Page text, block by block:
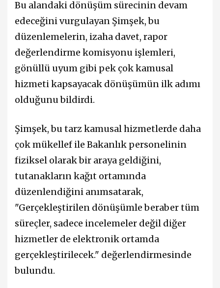
Bu alandaki dönüşüm sürecinin devam
edeceğini vurgulayan Şimşek, bu
düzenlemelerin, izaha davet, rapor
değerlendirme komisyonu işlemleri,
gönüllü uyum gibi pek çok kamusal
hizmeti kapsayacak dönüşümün ilk adımı
olduğunu bildirdi.
Şimşek, bu tarz kamusal hizmetlerde daha
çok mükellef ile Bakanlık personelinin
fiziksel olarak bir araya geldiğini,
tutanakların kağıt ortamında
düzenlendiğini anımsatarak,
"Gerçekleştirilen dönüşümle beraber tüm
süreçler, sadece incelemeler değil diğer
hizmetler de elektronik ortamda
gerçekleştirilecek." değerlendirmesinde
bulundu.